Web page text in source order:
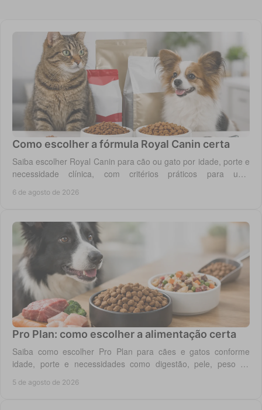
Como escolher a fórmula Royal Canin certa
Saiba escolher Royal Canin para cão ou gato por idade, porte e
necessidade clínica, com critérios práticos para uma
6 de agosto de 2026
Pro Plan: como escolher a alimentação certa
Saiba como escolher Pro Plan para cães e gatos conforme
idade, porte e necessidades como digestão, pele, peso ou
5 de agosto de 2026